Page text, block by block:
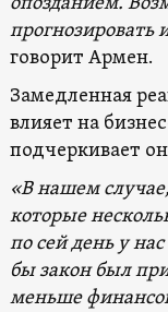
прогнозировать
говорит Армен.
Замедленная
влияет на
подчеркивает
«В нашем
которые
по сей день у
бы закон был
меньше